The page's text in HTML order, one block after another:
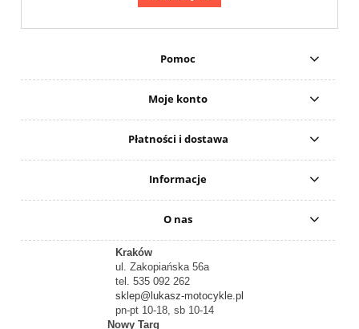
Pomoc
Moje konto
Płatności i dostawa
Informacje
O nas
Kraków
ul. Zakopiańska 56a
tel. 535 092 262
sklep@lukasz-motocykle.pl
pn-pt 10-18, sb 10-14
Nowy Targ